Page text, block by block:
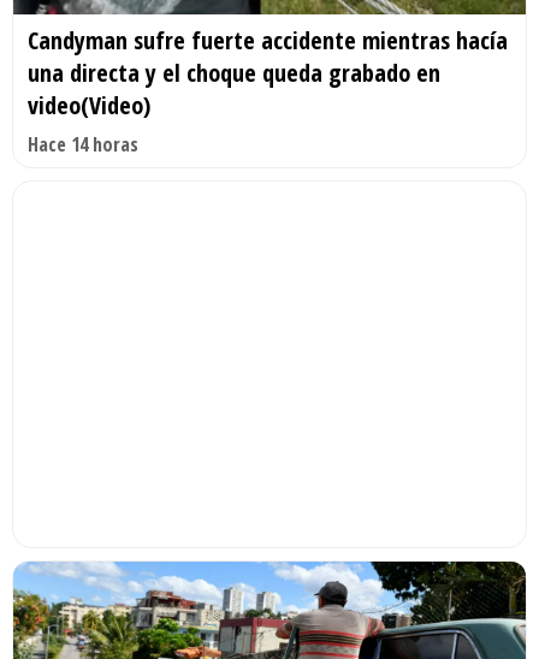
Candyman sufre fuerte accidente mientras hacía
una directa y el choque queda grabado en
video(Video)
Hace 14 horas